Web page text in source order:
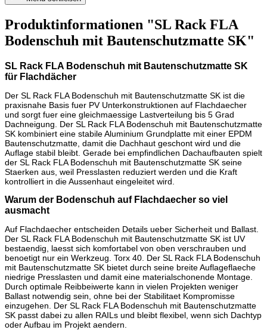
Produktinformationen "SL Rack FLA
Bodenschuh mit Bautenschutzmatte SK"
SL Rack FLA Bodenschuh mit Bautenschutzmatte SK
für Flachdächer
Der SL Rack FLA Bodenschuh mit Bautenschutzmatte SK ist die
praxisnahe Basis fuer PV Unterkonstruktionen auf Flachdaecher
und sorgt fuer eine gleichmaessige Lastverteilung bis 5 Grad
Dachneigung. Der SL Rack FLA Bodenschuh mit Bautenschutzmatte
SK kombiniert eine stabile Aluminium Grundplatte mit einer EPDM
Bautenschutzmatte, damit die Dachhaut geschont wird und die
Auflage stabil bleibt. Gerade bei empfindlichen Dachaufbauten spielt
der SL Rack FLA Bodenschuh mit Bautenschutzmatte SK seine
Staerken aus, weil Presslasten reduziert werden und die Kraft
kontrolliert in die Aussenhaut eingeleitet wird.
Warum der Bodenschuh auf Flachdaecher so viel
ausmacht
Auf Flachdaecher entscheiden Details ueber Sicherheit und Ballast.
Der SL Rack FLA Bodenschuh mit Bautenschutzmatte SK ist UV
bestaendig, laesst sich komfortabel von oben verschrauben und
benoetigt nur ein Werkzeug. Torx 40. Der SL Rack FLA Bodenschuh
mit Bautenschutzmatte SK bietet durch seine breite Auflageflaeche
niedrige Presslasten und damit eine materialschonende Montage.
Durch optimale Reibbeiwerte kann in vielen Projekten weniger
Ballast notwendig sein, ohne bei der Stabilitaet Kompromisse
einzugehen. Der SL Rack FLA Bodenschuh mit Bautenschutzmatte
SK passt dabei zu allen RAILs und bleibt flexibel, wenn sich Dachtyp
oder Aufbau im Projekt aendern.